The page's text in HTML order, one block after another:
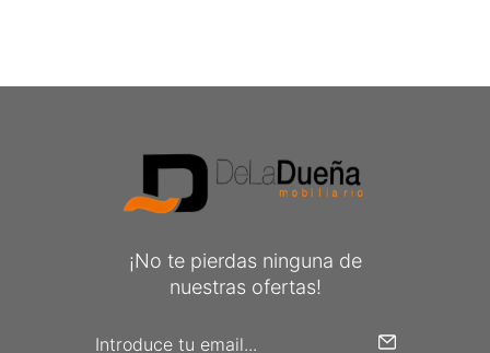
¡No te pierdas ninguna de
nuestras ofertas!